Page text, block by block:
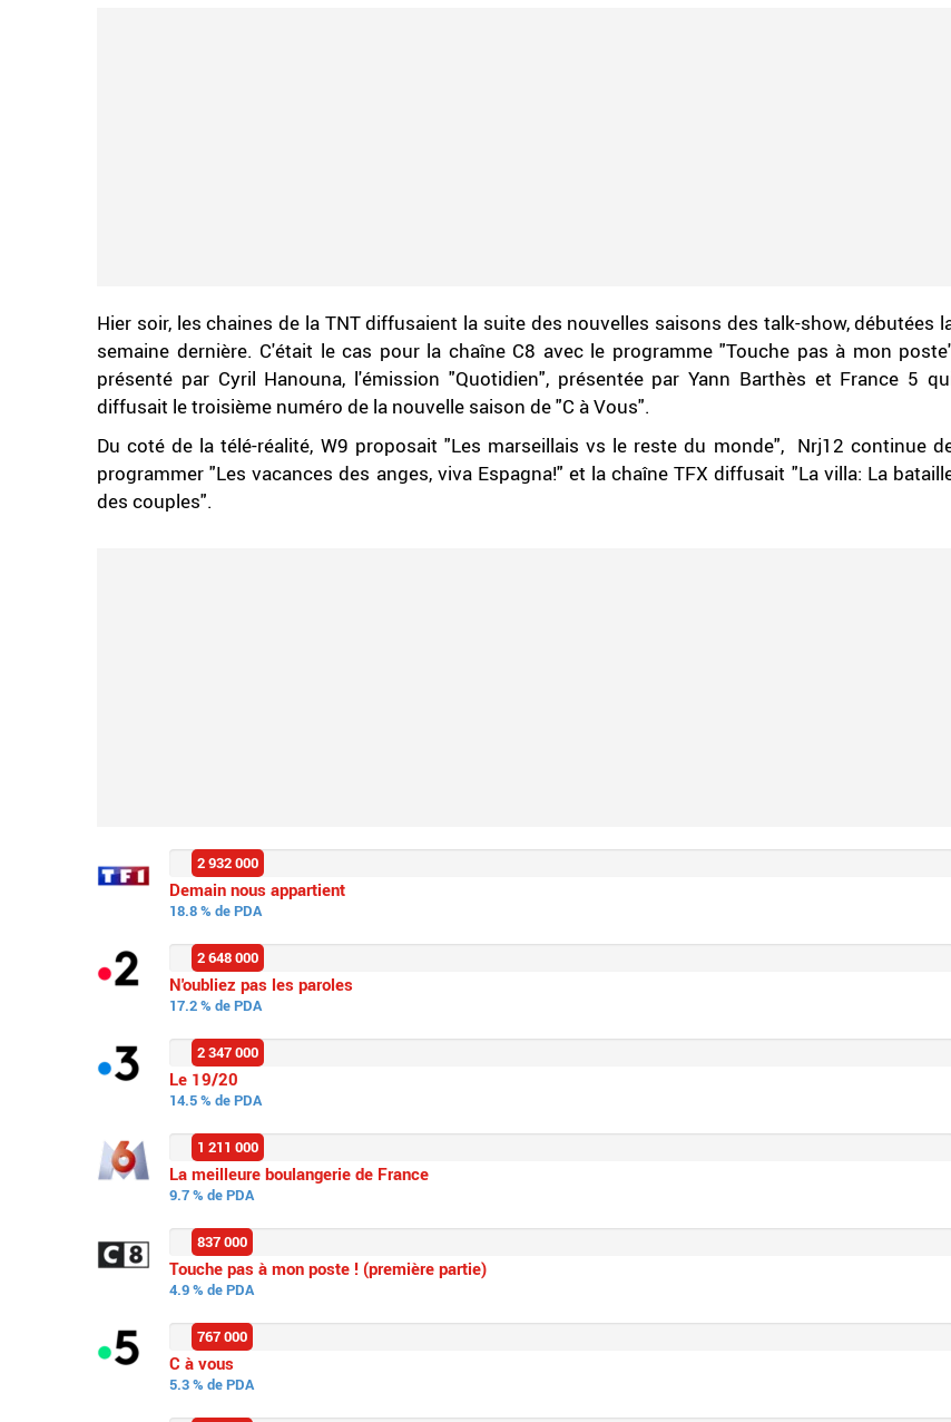
Hier soir, les chaines de la TNT diffusaient la suite des nouvelles saisons des talk-show, débutées
semaine dernière. C'était le cas pour la chaîne C8 avec le programme "Touche pas à mon
présenté par Cyril Hanouna, l'émission "Quotidien", présentée par Yann Barthès et France 5
diffusait le troisième numéro de la nouvelle saison de "C à Vous".
Du coté de la télé-réalité, W9 proposait "Les marseillais vs le reste du monde", Nrj12 continue
programmer "Les vacances des anges, viva Espagna!" et la chaîne TFX diffusait "La villa: La
des couples".
Demain nous appartient
18.8 % de PDA
2 932 000
N'oubliez pas les paroles
17.2 % de PDA
2 648 000
Le 19/20
14.5 % de PDA
2 347 000
La meilleure boulangerie de France
9.7 % de PDA
1 211 000
Touche pas à mon poste ! (première partie)
4.9 % de PDA
837 000
C à vous
5.3 % de PDA
767 000